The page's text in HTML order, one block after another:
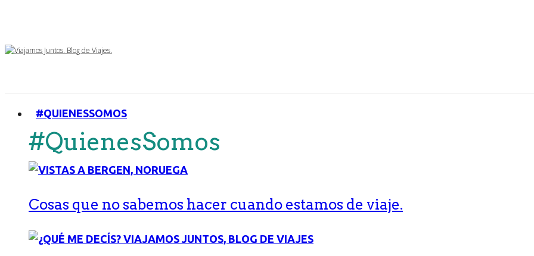
#QUIENESSOMOS
#QuienesSomos
Cosas que no sabemos hacer cuando estamos de viaje.